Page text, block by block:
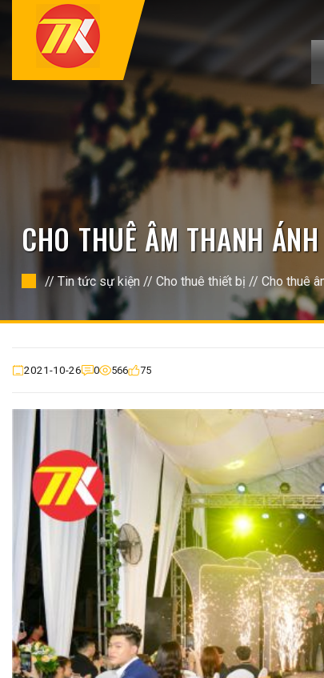
CHO THUÊ ÂM THANH
//Tin tức sự kiện // Cho thuê thiết bị // Cho thuê
2021-10-26 0 566 75